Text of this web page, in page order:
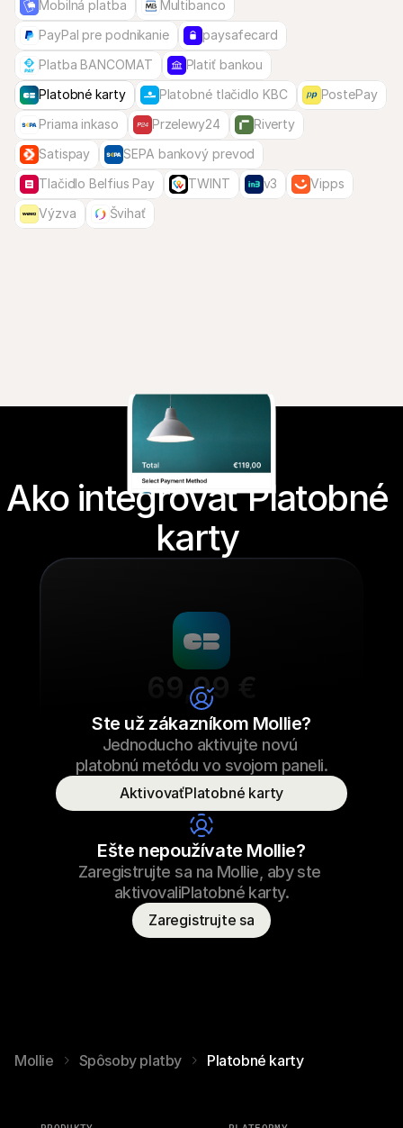
Mobilná platba
Multibanco
PayPal pre podnikanie
paysafecard
Platba BANCOMAT
Platiť bankou
Platobné karty
Platobné tlačidlo KBC
PostePay
Priama inkaso
Przelewy24
Riverty
Satispay
SEPA bankový prevod
Tlačidlo Belfius Pay
TWINT v3
Vipps
Výzva
Švihať
Ako integrovať Platobné
karty
69,99 €
Šnúrky na tenisky
Šnúrky na tenisky
23.09.2022 17:29 69,99 €
Zaplatené
Ste už zákazníkom Mollie?
Jednoducho aktivujte novú
platobnú metódu vo svojom paneli.
AktivovaťPlatobné karty
Ešte nepoužívate Mollie?
Zaregistrujte sa na Mollie, aby ste
aktivovaliPlatobné karty.
Zaregistrujte sa
Mollie Spôsoby platby Platobné karty